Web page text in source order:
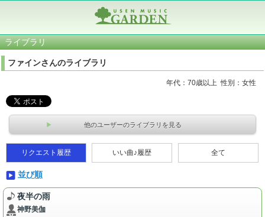
ライブラリ
ファインさんのライブラリ
年代：70歳以上 性別：女性
他のユーザーのライブラリを見る
リクエスト履歴 いい曲♪履歴 全て
並び順
夜半の雨
神野美伽